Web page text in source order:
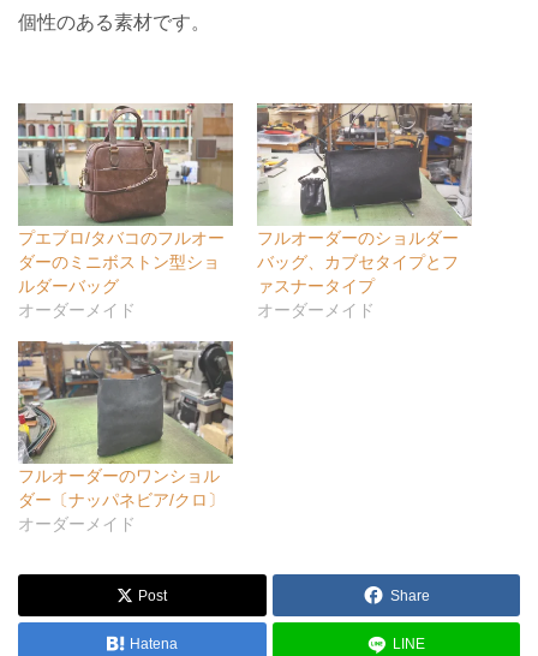
個性のある素材です。
プエブロ/タバコのフルオー
ダーのミニボストン型ショ
ルダーバッグ
オーダーメイド
フルオーダーのショルダー
バッグ、カブセタイプとフ
ァスナータイプ
オーダーメイド
フルオーダーのワンショル
ダー〔ナッパネビア/クロ〕
オーダーメイド
Post Share
Hatena LINE